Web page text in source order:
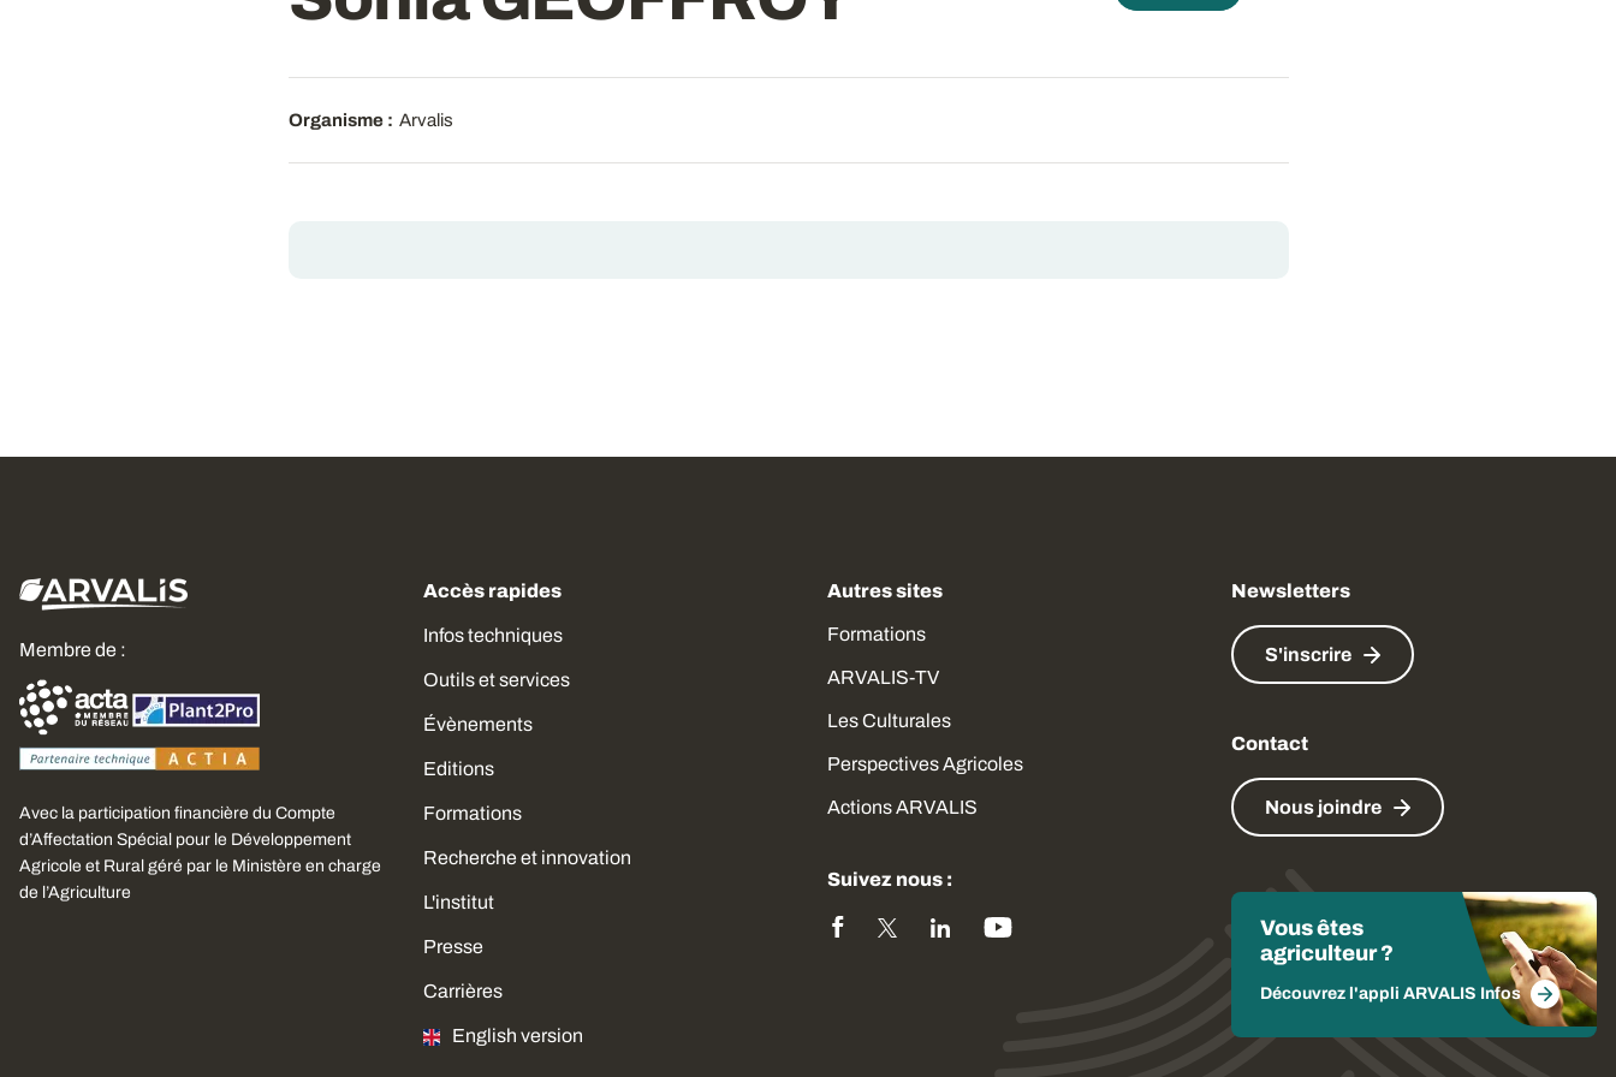
Organisme : Arvalis
Membre de :
Avec la participation financière du Compte
d’Affectation Spécial pour le Développement
Agricole et Rural géré par le Ministère en charge
de l’Agriculture
Accès rapides
Infos techniques
Outils et services
Évènements
Editions
Formations
Recherche et innovation
L'institut
Presse
Carrières
English version
Autres sites
Formations
ARVALIS-TV
Les Culturales
Perspectives Agricoles
Actions ARVALIS
Suivez nous :
Newsletters
S'inscrire
Contact
Nous joindre
Vous êtes
agriculteur ?
Découvrez l'appli ARVALIS Infos